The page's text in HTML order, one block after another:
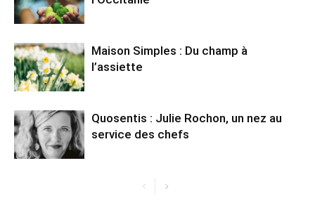
Maison Simples : Du champ à
l’assiette
Quosentis : Julie Rochon, un nez au
service des chefs